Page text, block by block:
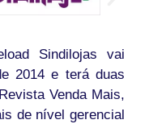
Sindilojas vai
2014 e terá duas
Venda Mais,
de nível gerencial